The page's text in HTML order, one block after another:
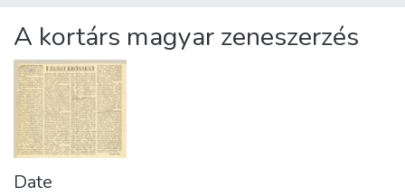
About us
A kortárs magyar zeneszerzés
Date